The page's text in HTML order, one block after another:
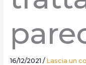
16/12/2021 / Lascia un